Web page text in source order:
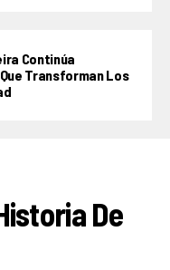
Continúa
Transforman Los
De